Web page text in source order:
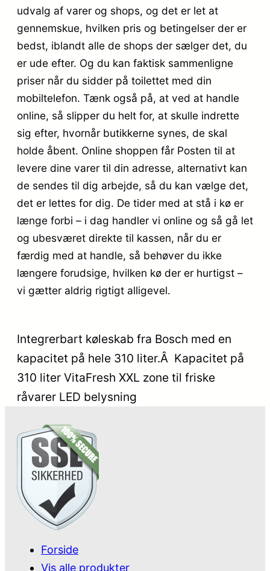
udvalg af varer og shops, og det er let at
gennemskue, hvilken pris og betingelser der er
bedst, iblandt alle de shops der sælger det, du
er ude efter. Og du kan faktisk sammenligne
priser når du sidder på toilettet med din
mobiltelefon. Tænk også på, at ved at handle
online, så slipper du helt for, at skulle indrette
sig efter, hvornår butikkerne synes, de skal
holde åbent. Online shoppen får Posten til at
levere dine varer til din adresse, alternativt kan
de sendes til dig arbejde, så du kan vælge det,
det er lettes for dig. De tider med at stå i kø er
længe forbi – i dag handler vi online og så gå let
og ubesværet direkte til kassen, når du er
færdig med at handle, så behøver du ikke
længere forudsige, hvilken kø der er hurtigst –
vi gætter aldrig rigtigt alligevel.
Integrerbart køleskab fra Bosch med en
kapacitet på hele 310 liter.Â Kapacitet på
310 liter VitaFresh XXL zone til friske
råvarer LED belysning
Forside
Vis alle produkter